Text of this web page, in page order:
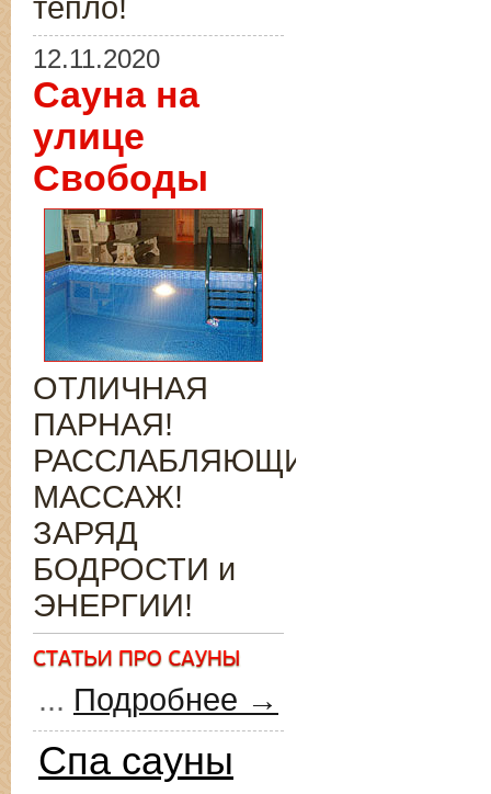
тепло!
12.11.2020
Сауна на
улице
Свободы
ОТЛИЧНАЯ
ПАРНАЯ!
РАССЛАБЛЯЮЩИЙ
МАССАЖ!
ЗАРЯД
БОДРОСТИ и
ЭНЕРГИИ!
... Подробнее →
Спа сауны